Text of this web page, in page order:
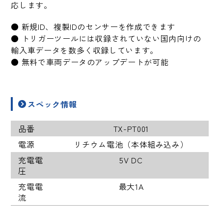
応します。
● 新規ID、複製IDのセンサーを作成できます
● トリガーツールには収録されていない国内向けの
輸入車データを数多く収録しています。
● 無料で車両データのアップデートが可能
スペック情報
品番
TX-PT001
電源
リチウム電池（本体組み込み）
充電電
圧
5V DC
充電電
流
最大1A